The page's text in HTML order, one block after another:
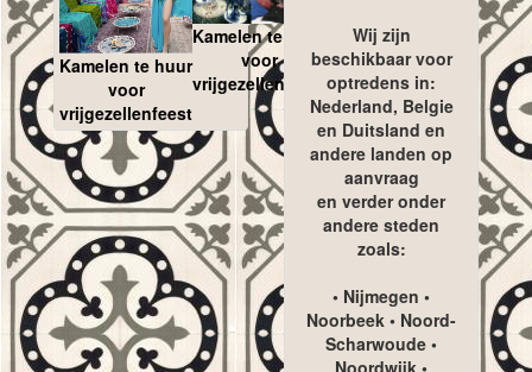
Kamelen te huur
voor
vrijgezellenfeest
Kamelen te huur
voor
vrijgezellenfeest
Wij zijn
beschikbaar voor
optredens in:
Nederland, Belgie
en Duitsland en
andere landen op
aanvraag
en verder onder
andere steden
zoals:
• Nijmegen •
Noorbeek • Noord-
Scharwoude •
Noordwijk •